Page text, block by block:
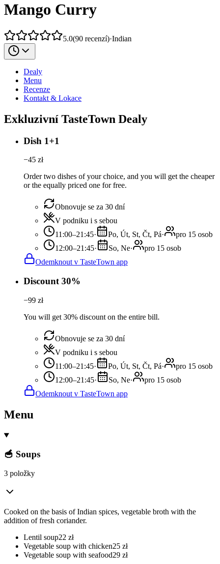
Mango Curry
5.0(90 recenzí)·Indian
Dealy
Menu
Recenze
Kontakt & Lokace
Exkluzivní TasteTown Dealy
Dish 1+1
−45 zł
Order two dishes of your choice, and you will get the cheaper
or the equally priced one for free.
Obnovuje se za 30 dní
V podniku i s sebou
11:00–21:45· Po, Út, St, Čt, Pá·
pro 15 osob
12:00–21:45· So, Ne·
pro 15 osob
Odemknout v TasteTown app
Discount 30%
−99 zł
You will get 30% discount on the entire bill.
Obnovuje se za 30 dní
V podniku i s sebou
11:00–21:45· Po, Út, St, Čt, Pá·
pro 15 osob
12:00–21:45· So, Ne·
pro 15 osob
Odemknout v TasteTown app
Menu
🥣 Soups
3 položky
Cooked on the basis of Indian spices, vegetable broth with the
addition of fresh coriander.
Lentil soup22 zł
Vegetable soup with chicken25 zł
Vegetable soup with seafood29 zł